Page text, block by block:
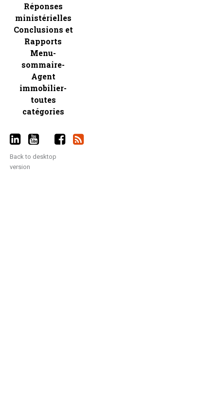
Réponses
ministérielles
Conclusions et
Rapports
Menu-
sommaire-
Agent
immobilier-
toutes
catégories
Back to desktop
version